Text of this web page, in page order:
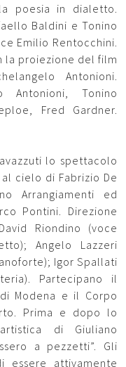
poesia in dialetto.
Baldini e Tonino
Emilio Rentocchini.
la proiezione del film
Antonioni.
Antonioni, Tonino
Fred Gardner.
lo spettacolo
cielo di Fabrizio De
Arrangiamenti ed
Pontini. Direzione
Riondino (voce
Angelo Lazzeri
Igor Spallati
Partecipano il
Modena e il Corpo
Prima e dopo lo
di Giuliano
a pezzetti”. Gli
essere attivamente